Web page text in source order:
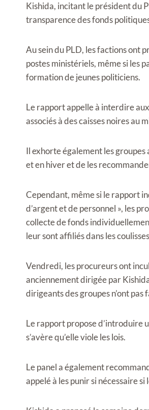
Kishida, incitant le président du
transparence des fonds
Au sein du PLD, les factions ont
postes ministériels, même si les
formation de jeunes politiciens.
Le rapport appelle à interdire
associés à des caisses noires au
Il exhorte également les
et en hiver et de les
Cependant, même si le rapport
d’argent et de personnel », les
collecte de fonds
leur sont affiliés dans les
Vendredi, les procureurs ont
anciennement dirigée par
dirigeants des groupes n’ont pas
Le rapport propose d’introduire
s’avère qu’elle viole les lois.
Le panel a également
appelé à les punir si nécessaire